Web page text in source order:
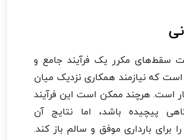
مکرر یک فرآیند جامع و
که نیازمند همکاری نزدیک میان
است. هرچند ممکن است این فرآیند
پیچیده باشد، اما نتایج آن
برای بارداری موفق و سالم باز کند.